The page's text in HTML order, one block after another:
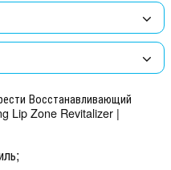
Восстанавливающий
Lip Zone Revitalizer |